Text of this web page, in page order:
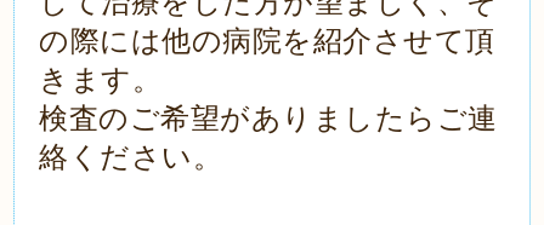
の際には他の病院を紹介させて頂
きます。
検査のご希望がありましたらご連
絡ください。